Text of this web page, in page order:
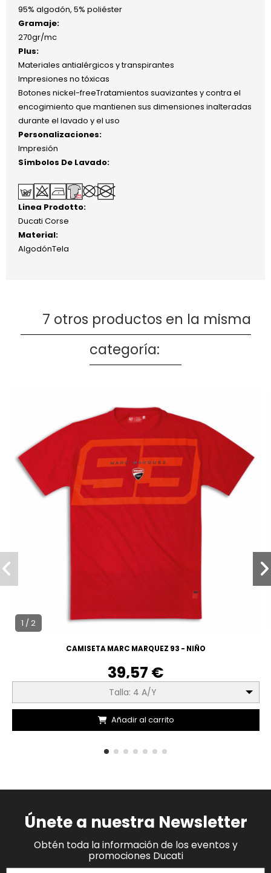
95% algodón, 5% poliéster
Gramaje:
270gr/mc
Plus:
Materiales antialérgicos y transpirantes
Impresiones no tóxicas
Botones nickel-freeTratamientos suavizantes y contra el
encogimiento que mantienen sus dimensiones inalteradas
durante el lavado y el uso
Personalizaciones:
Impresión
Símbolos De Lavado:
Linea Prodotto:
Ducati Corse
Material:
AlgodónTela
7 otros productos en la misma
categoría:
1 / 2
CAMISETA MARC MARQUEZ 93 - NIÑO
39,57 €
Talla: 4 A/Y
Añadir al carrito
Únete a nuestra Newsletter
Obtén toda la información de los eventos y
promociones Ducati